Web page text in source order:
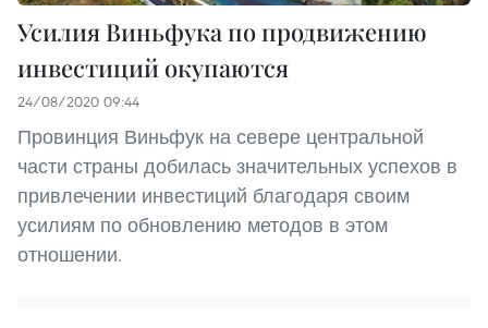
Усилия Виньфука по продвижению
инвестиций окупаются
24/08/2020 09:44
Провинция Виньфук на севере центральной
части страны добилась значительных успехов в
привлечении инвестиций благодаря своим
усилиям по обновлению методов в этом
отношении.